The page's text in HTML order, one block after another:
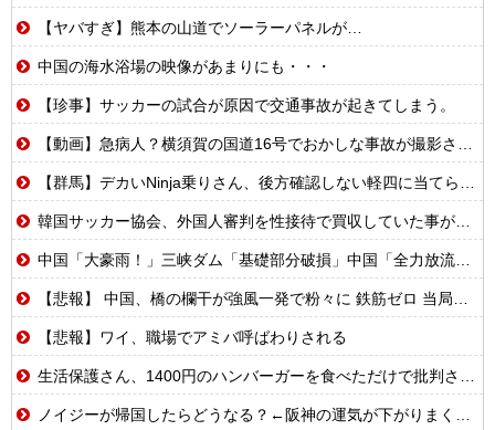
【ヤバすぎ】熊本の山道でソーラーパネルが…
中国の海水浴場の映像があまりにも・・・
【珍事】サッカーの試合が原因で交通事故が起きてしまう。
【動画】急病人？横須賀の国道16号でおかしな事故が撮影される。
【群馬】デカいNinja乗りさん、後方確認しない軽四に当てられてしまう。
韓国サッカー協会、外国人審判を性接待で買収していた事が判明
中国「大豪雨！」三峡ダム「基礎部分破損」中国「全力放流！」台風13号「中国上陸予測」台風15号「中国接近（画像」中国「台風同時上陸！（穀物生産が壊滅危機」→
【悲報】 中国、橋の欄干が強風一発で粉々に 鉄筋ゼロ 当局「接着剤でくっつけただけ」「正常で、品質問題はない」
【悲報】ワイ、職場でアミバ呼ばわりされる
生活保護さん、1400円のハンバーガーを食べただけで批判される
ノイジーが帰国したらどうなる？←阪神の運気が下がりまくるやろな